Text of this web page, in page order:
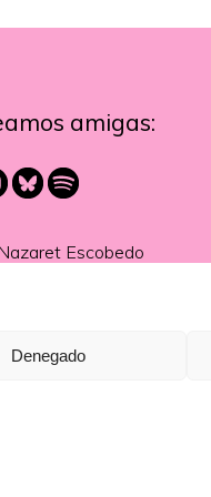
Denegado
amigas:
Escobedo